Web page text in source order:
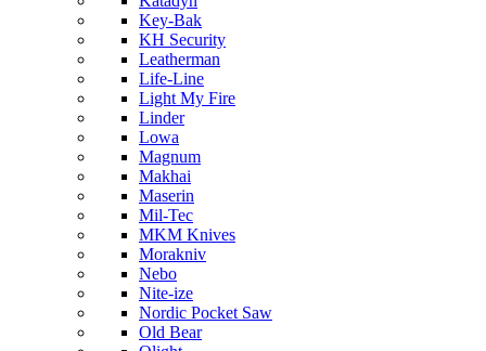
Key-Bak
KH Security
Leatherman
Life-Line
Light My Fire
Linder
Lowa
Magnum
Makhai
Maserin
Mil-Tec
MKM Knives
Morakniv
Nebo
Nite-ize
Nordic Pocket Saw
Old Bear